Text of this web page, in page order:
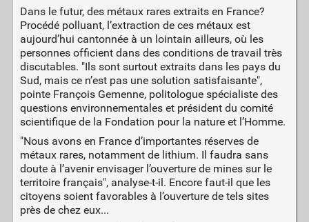
Dans le futur, des métaux rares extraits en France?
Procédé polluant, l’extraction de ces métaux est
aujourd’hui cantonnée à un lointain ailleurs, où les
personnes officient dans des conditions de travail très
discutables. "Ils sont surtout extraits dans les pays du
Sud, mais ce n’est pas une solution satisfaisante",
pointe François Gemenne, politologue spécialiste des
questions environnementales et président du comité
scientifique de la Fondation pour la nature et l’Homme.
"Nous avons en France d’importantes réserves de
métaux rares, notamment de lithium. Il faudra sans
doute à l’avenir envisager l’ouverture de mines sur le
territoire français", analyse-t-il. Encore faut-il que les
citoyens soient favorables à l’ouverture de tels sites
près de chez eux...